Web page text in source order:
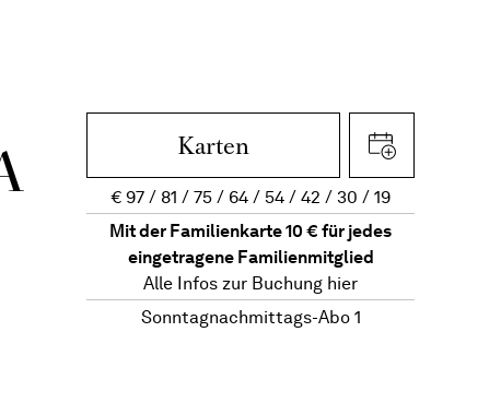
Karten
€97 81 75 64 54 42 30
19
Mit der Familienkarte 10 € für jedes
eingetragene Familienmitglied
Alle Infos zur Buchung hier
Sonntagnachmittags-Abo 1